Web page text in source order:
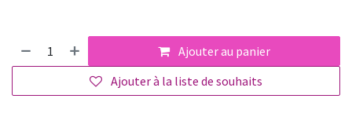
Ajouter au panier
Ajouter à la liste de souhaits